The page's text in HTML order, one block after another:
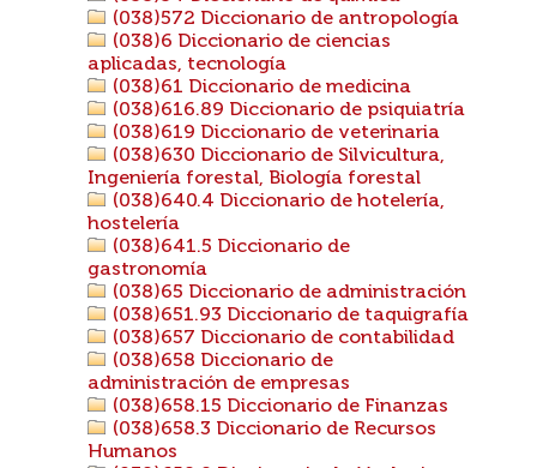
(038)572 Diccionario de antropología
(038)6 Diccionario de ciencias
aplicadas, tecnología
(038)61 Diccionario de medicina
(038)616.89 Diccionario de psiquiatría
(038)619 Diccionario de veterinaria
(038)630 Diccionario de Silvicultura,
Ingeniería forestal, Biología forestal
(038)640.4 Diccionario de hotelería,
hostelería
(038)641.5 Diccionario de
gastronomía
(038)65 Diccionario de administración
(038)651.93 Diccionario de taquigrafía
(038)657 Diccionario de contabilidad
(038)658 Diccionario de
administración de empresas
(038)658.15 Diccionario de Finanzas
(038)658.3 Diccionario de Recursos
Humanos